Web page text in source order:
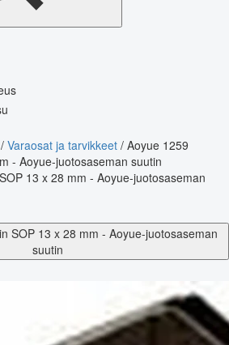
/ Varaosat ja tarvikkeet / Aoyue 1259
- Aoyue-juotosaseman suutin